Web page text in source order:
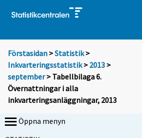
Förstasidan >Statistik >
Inkvarteringsstatistik> 2013 >
september> Tabellbilaga 6.
Övernattningar i alla
inkvarteringsanläggningar, 2013
Öppna menyn